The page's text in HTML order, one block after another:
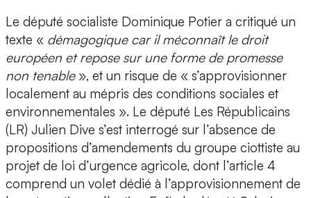
Le député socialiste Dominique Potier a critiqué un
texte « démagogique car il méconnaît le droit
européen et repose sur une forme de promesse
non tenable», et un risque de « s’approvisionner
localement au mépris des conditions sociales et
environnementales ». Le député Les Républicains
(LR) Julien Dive s’est interrogé sur l’absence de
propositions d’amendements du groupe ciottiste au
projet de loi d’urgence agricole, dont l’article 4
comprend un volet dédié à l’approvisionnement de